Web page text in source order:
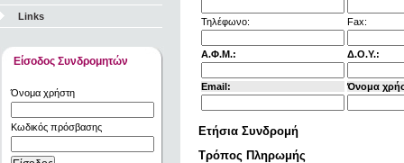
Links
Είσοδος Συνδρομητών
Όνομα χρήστη
Κωδικός πρόσβασης
Τηλέφωνο: Fax:
Α.Φ.Μ.: Δ.Ο.Υ.:
Email: Όνομα
Ετήσια Συνδρομή
Τρόπος Πληρωμής